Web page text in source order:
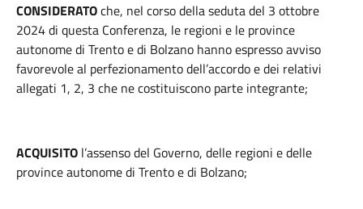
CONSIDERATOche, nel corso della seduta del 3 ottobre
2024 di questa Conferenza, le regioni e le province
autonome di Trento e di Bolzano hanno espresso avviso
favorevole al perfezionamento dell’accordo e dei relativi
allegati 1, 2, 3 che ne costituiscono parte integrante;
ACQUISITO l’assenso del Governo, delle regioni e delle
province autonome di Trento e di Bolzano;